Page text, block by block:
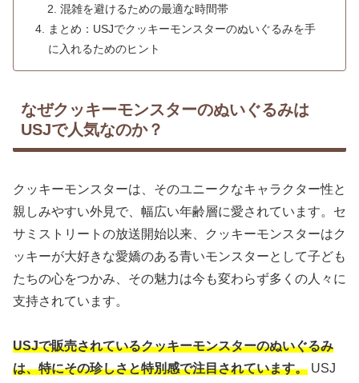
混雑を避けるための最適な時間帯
まとめ：USJでクッキーモンスターのぬいぐるみを手
に入れるためのヒント
なぜクッキーモンスターのぬいぐるみは
USJで人気なのか？
クッキーモンスターは、そのユニークなキャラクター性と
親しみやすい外見で、幅広い年齢層に愛されています。セ
サミストリートの放送開始以来、クッキーモンスターはク
ッキーが大好きな愛嬌のある青いモンスターとして子ども
たちの心をつかみ、その魅力は今も変わらず多くの人々に
支持されています。
USJで販売されているクッキーモンスターのぬいぐるみ
は、特にその珍しさと特別感で注目されています。 USJ